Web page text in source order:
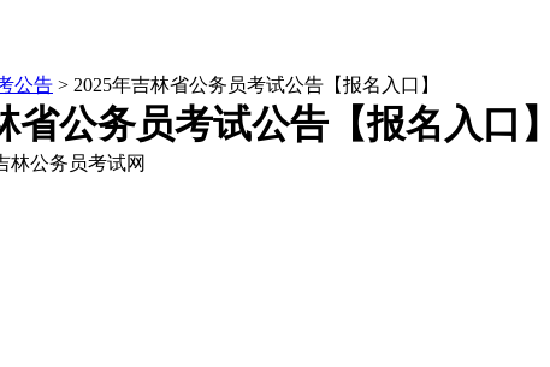
公告 > 2025年吉林省公务员考试公告【报名入口】
省公务员考试公告【报名入口
林公务员考试网